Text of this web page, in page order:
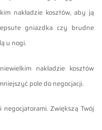
nakładzie kosztów, aby ją
gniazdka czy brudne
u nogi.
nakładzie kosztów
pole do negocjacji.
negocjatorami.Zwiększą Twój